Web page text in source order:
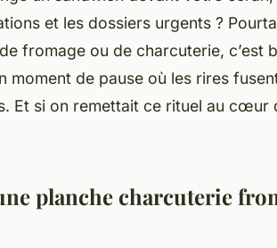
et les dossiers urgents ?
fromage ou de charcuterie, c’est
moment de pause où les rires
Et si on remettait ce rituel au cœur
planche charcuterie